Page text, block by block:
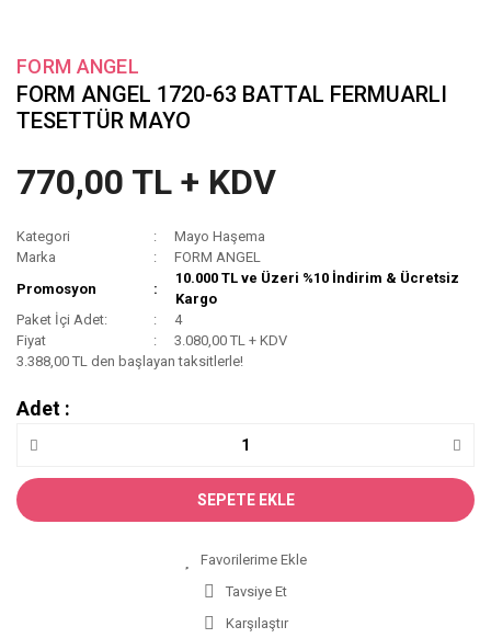
FORM ANGEL
FORM ANGEL 1720-63 BATTAL FERMUARLI
TESETTÜR MAYO
770,00 TL + KDV
Kategori
Mayo Haşema
Marka
FORM ANGEL
Promosyon
10.000 TL ve Üzeri %10 İndirim & Ücretsiz
Kargo
Paket İçi Adet:
4
Fiyat
3.080,00 TL + KDV
3.388,00 TL den başlayan taksitlerle!
Adet :
SEPETE EKLE
Tavsiye Et
Karşılaştır